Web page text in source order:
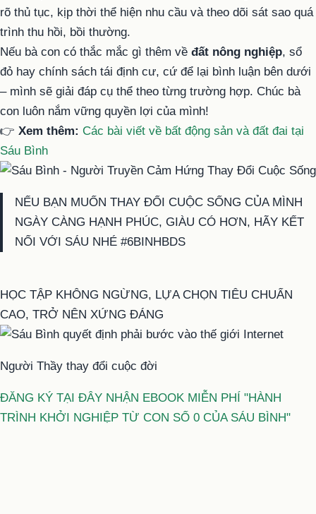
rõ thủ tục, kịp thời thể hiện nhu cầu và theo dõi sát sao quá
trình thu hồi, bồi thường.
Nếu bà con có thắc mắc gì thêm về đất nông nghiệp, sổ
đỏ hay chính sách tái định cư, cứ để lại bình luận bên dưới
– mình sẽ giải đáp cụ thể theo từng trường hợp. Chúc bà
con luôn nắm vững quyền lợi của mình!
👉 Xem thêm: Các bài viết về bất động sản và đất đai tại
Sáu Bình
NẾU BẠN MUỐN THAY ĐỔI CUỘC SỐNG CỦA MÌNH
NGÀY CÀNG HẠNH PHÚC, GIÀU CÓ HƠN, HÃY KẾT
NỐI VỚI SÁU NHÉ #6BINHBDS
HỌC TẬP KHÔNG NGỪNG, LỰA CHỌN TIÊU CHUẨN
CAO, TRỞ NÊN XỨNG ĐÁNG
Người Thầy thay đổi cuộc đời
ĐĂNG KÝ TẠI ĐÂY NHẬN EBOOK MIỄN PHÍ "HÀNH
TRÌNH KHỞI NGHIỆP TỪ CON SỐ 0 CỦA SÁU BÌNH"